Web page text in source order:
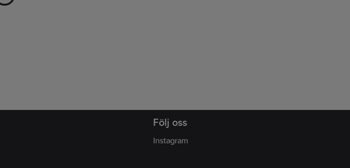
Följ oss
Instagram